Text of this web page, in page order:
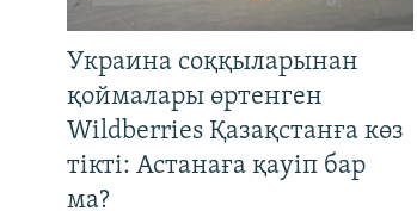
Украина соққыларынан
қоймалары өртенген
Wildberries Қазақстанға көз
тікті: Астанаға қауіп бар
ма?